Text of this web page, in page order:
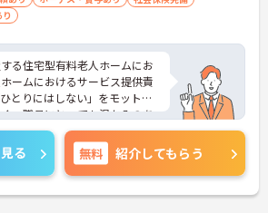
る住宅型有料老人ホームにお
ームにおけるサービス提供責
とりにはしない」をモットー
、職員にとっても温かみのあ
ています。
寄り添ってサービスを提供し
しています。サービス提供責
ートされた方も多数いらっし
る 無料 紹介してもらう